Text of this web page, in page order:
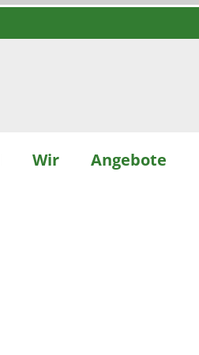
Wir Angebote